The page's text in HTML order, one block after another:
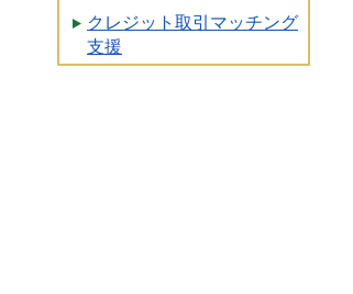
クレジット取引マッチング
支援